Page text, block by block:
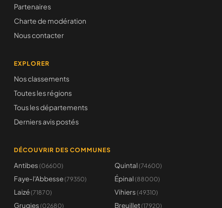
Partenaires
Charte de modération
Nous contacter
EXPLORER
Nos classements
Toutes les régions
Tous les départements
Derniers avis postés
DÉCOUVRIR DES COMMUNES
Antibes (06600) Quintal (74600)
Faye-l'Abbesse(79350) Épinal (88000)
Laizé(71870) Vihiers (49310)
Grugies (02680) Breuillet(17920)